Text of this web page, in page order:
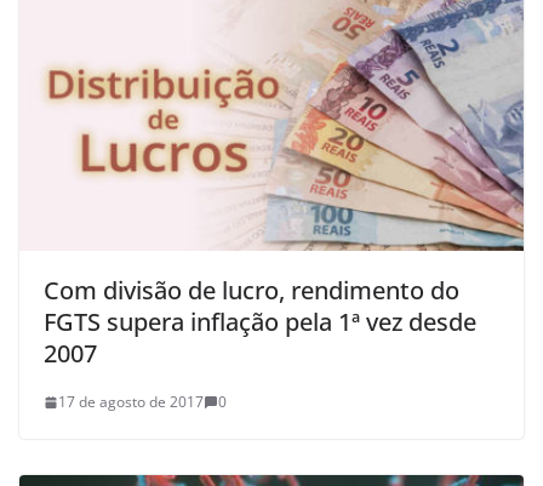
Com divisão de lucro, rendimento do
FGTS supera inflação pela 1ª vez desde
2007
17 de agosto de 2017 0